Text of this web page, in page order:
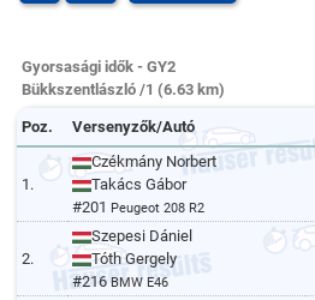
Gyorsasági idők - GY2
Bükkszentlászló /1 (6.63 km)
Poz. Versenyzők/Autó
1.
Czékmány Norbert
Takács Gábor
#201 Peugeot 208 R2
2.
Szepesi Dániel
Tóth Gergely
#216 BMW E46